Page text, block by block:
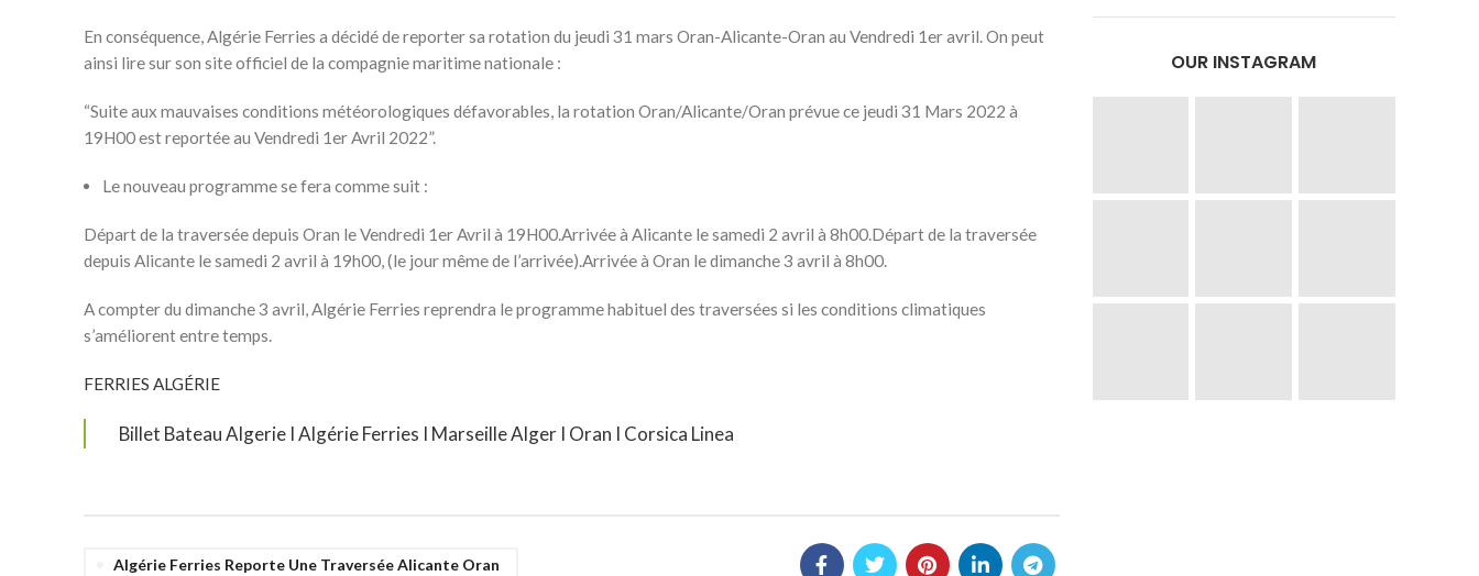
En conséquence, Algérie Ferries a décidé de reporter sa rotation du jeudi 31 mars Oran-Alicante-Oran au Vendredi 1er avril. On peut
ainsi lire sur son site officiel de la compagnie maritime nationale :
“Suite aux mauvaises conditions météorologiques défavorables, la rotation Oran/Alicante/Oran prévue ce jeudi 31 Mars 2022 à
19H00 est reportée au Vendredi 1er Avril 2022”.
Le nouveau programme se fera comme suit :
Départ de la traversée depuis Oran le Vendredi 1er Avril à 19H00.Arrivée à Alicante le samedi 2 avril à 8h00.Départ de la traversée
depuis Alicante le samedi 2 avril à 19h00, (le jour même de l’arrivée).Arrivée à Oran le dimanche 3 avril à 8h00.
A compter du dimanche 3 avril, Algérie Ferries reprendra le programme habituel des traversées si les conditions climatiques
s’améliorent entre temps.
FERRIES ALGÉRIE
Billet Bateau Algerie I Algérie Ferries I Marseille Alger I Oran I Corsica Linea
Algérie Ferries Reporte Une Traversée Alicante Oran
OUR INSTAGRAM